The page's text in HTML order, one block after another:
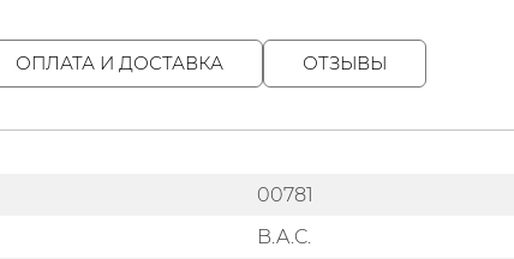
ОПЛАТА И ДОСТАВКА ОТЗЫВЫ
00781
B.A.C.